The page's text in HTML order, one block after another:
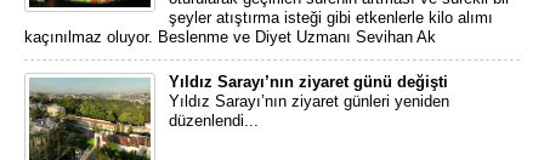
şeyler atıştırma isteği gibi etkenlerle kilo alımı
kaçınılmaz oluyor. Beslenme ve Diyet Uzmanı Sevihan Ak
Yıldız Sarayı’nın ziyaret günü değişti
Yıldız Sarayı’nın ziyaret günleri yeniden
düzenlendi...